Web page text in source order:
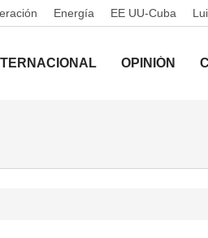
Energía EE UU-Cuba
OPINIÓN